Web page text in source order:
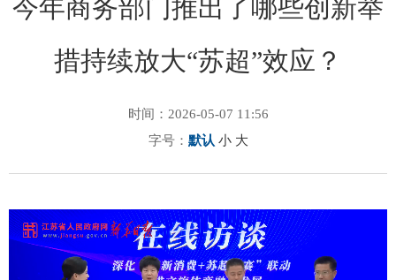
今年商务部门推出了哪些创新举
措持续放大“苏超”效应？
时间：2026-05-07 11:56
字号： 默认 小 大